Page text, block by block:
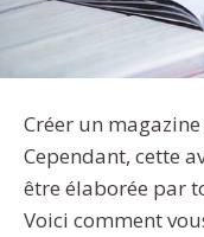
Créer un
Cependant, cette
être élaborée par
Voici comment